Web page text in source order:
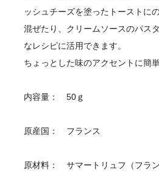
ッシュチーズを塗ったトーストに
混ぜたり、クリームソースのパス
なレシピに活用できます。
ちょっとした味のアクセントに簡
内容量： 50ｇ
原産国： フランス
原材料： サマートリュフ（フラ